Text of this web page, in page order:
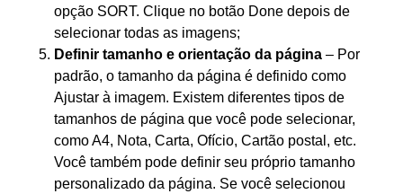
opção SORT. Clique no botão Done depois de
selecionar todas as imagens;
Definir tamanho e orientação da página – Por
padrão, o tamanho da página é definido como
Ajustar à imagem. Existem diferentes tipos de
tamanhos de página que você pode selecionar,
como A4, Nota, Carta, Ofício, Cartão postal, etc.
Você também pode definir seu próprio tamanho
personalizado da página. Se você selecionou